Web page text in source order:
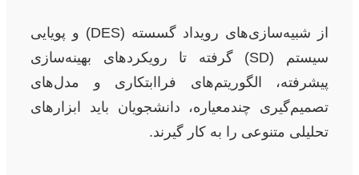
از شبیه‌سازی‌های رویداد گسسته (DES) و پویایی
سیستم (SD) گرفته تا رویکردهای بهینه‌سازی
پیشرفته، الگوریتم‌های فراابتکاری و مدل‌های
تصمیم‌گیری چندمعیاره، دانشجویان باید ابزارهای
تحلیلی متنوعی را به کار گیرند.